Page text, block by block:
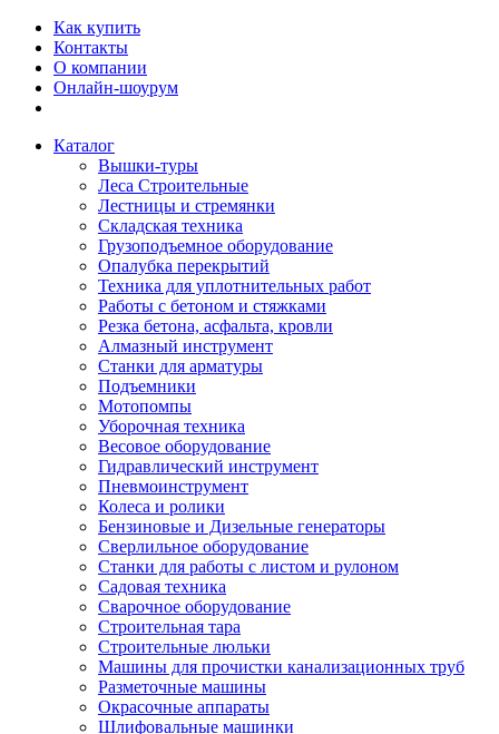
Как купить
Контакты
О компании
Онлайн-шоурум
Каталог
Вышки-туры
Леса Строительные
Лестницы и стремянки
Складская техника
Грузоподъемное оборудование
Опалубка перекрытий
Техника для уплотнительных работ
Работы с бетоном и стяжками
Резка бетона, асфальта, кровли
Алмазный инструмент
Станки для арматуры
Подъемники
Мотопомпы
Уборочная техника
Весовое оборудование
Гидравлический инструмент
Пневмоинструмент
Колеса и ролики
Бензиновые и Дизельные генераторы
Сверлильное оборудование
Станки для работы с листом и рулоном
Садовая техника
Сварочное оборудование
Строительная тара
Строительные люльки
Машины для прочистки канализационных труб
Разметочные машины
Окрасочные аппараты
Шлифовальные машинки